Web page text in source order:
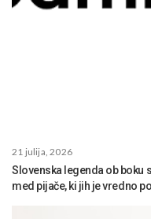
21 julija, 2026
Slovenska legenda ob boku
med pijače, ki jih je vredno